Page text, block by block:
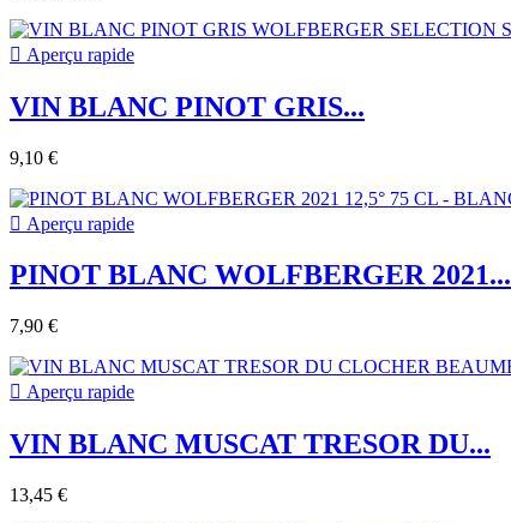
 Aperçu rapide
VIN BLANC PINOT GRIS...
9,10 €
 Aperçu rapide
PINOT BLANC WOLFBERGER 2021...
7,90 €
 Aperçu rapide
VIN BLANC MUSCAT TRESOR DU...
13,45 €